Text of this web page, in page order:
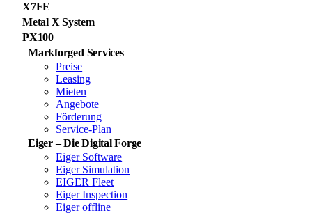
X7FE
Metal X System
PX100
Markforged Services
Preise
Leasing
Mieten
Angebote
Förderung
Service-Plan
Eiger – Die Digital Forge
Eiger Software
Eiger Simulation
EIGER Fleet
Eiger Inspection
Eiger offline